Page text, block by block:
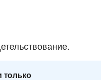
только